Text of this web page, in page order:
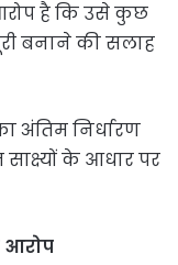
है कि उसे कुछ
बनाने की सलाह
अंतिम निर्धारण
के आधार पर
आरोप